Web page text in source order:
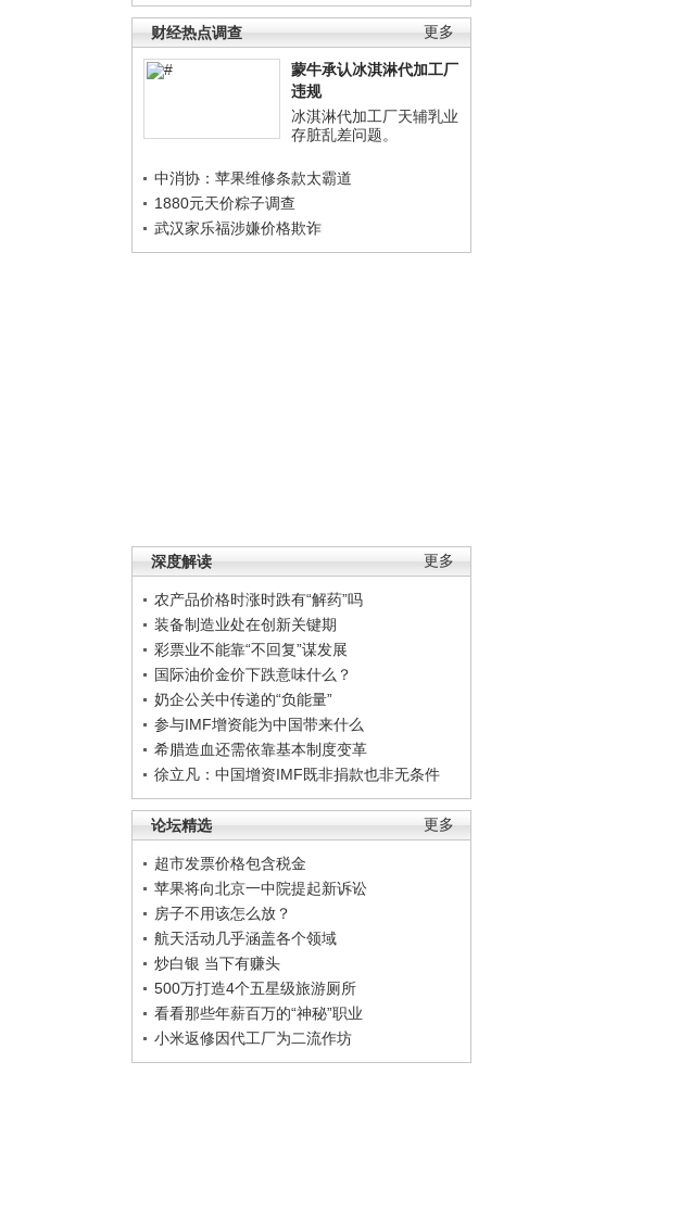
更多
财经热点调查
蒙牛承认冰淇淋代加工厂
违规
冰淇淋代加工厂天辅乳业
存脏乱差问题。
中消协：苹果维修条款太霸道
1880元天价粽子调查
武汉家乐福涉嫌价格欺诈
更多
深度解读
农产品价格时涨时跌有“解药”吗
装备制造业处在创新关键期
彩票业不能靠“不回复”谋发展
国际油价金价下跌意味什么？
奶企公关中传递的“负能量”
参与IMF增资能为中国带来什么
希腊造血还需依靠基本制度变革
徐立凡：中国增资IMF既非捐款也非无条件
更多
论坛精选
超市发票价格包含税金
苹果将向北京一中院提起新诉讼
房子不用该怎么放？
航天活动几乎涵盖各个领域
炒白银 当下有赚头
500万打造4个五星级旅游厕所
看看那些年薪百万的“神秘”职业
小米返修因代工厂为二流作坊